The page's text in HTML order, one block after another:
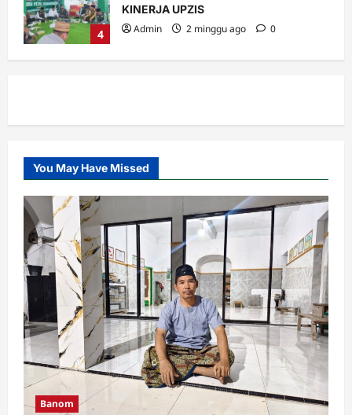
4
KINERJA UPZIS
Admin
2 minggu ago 0
1
Banom
LOMBA BILAL JUMAT, INI KETENTUAN
DAN PENILAIANNYA.
Admin
4 hari ago
2
Banom
Takmir, Garda Terdepan dalam
Memakmurkan Masjid
Admin
1 minggu ago
Cabang MWC
RAKOR IKHTIAR TINGKATKAN
You May Have Missed
Banom